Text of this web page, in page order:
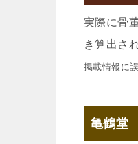
実際に骨
き算出さ
掲載情報に
亀鶴堂